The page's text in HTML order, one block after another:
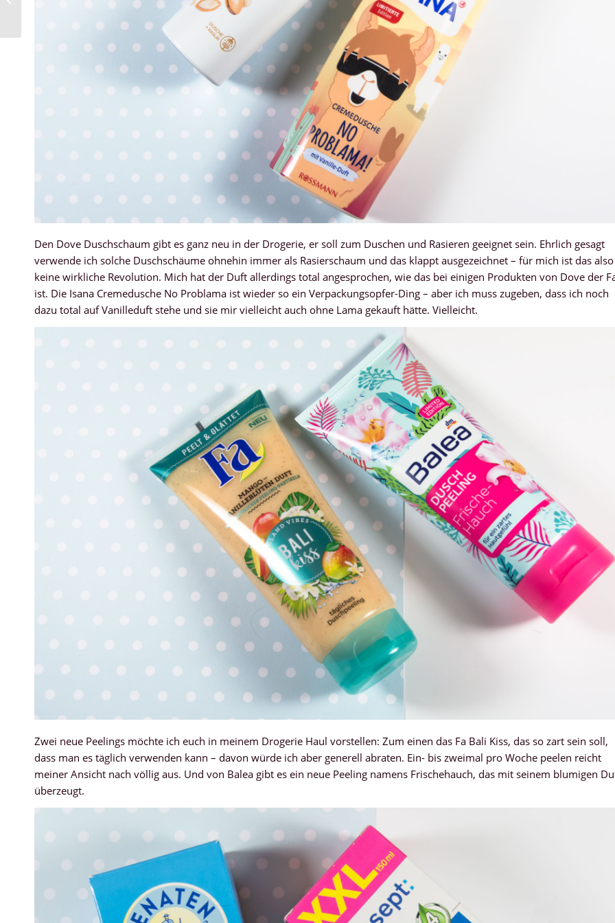
Den Dove Duschschaum gibt es ganz neu in der Drogerie, er soll zum Duschen und Rasieren geeignet sein. Ehrlich gesagt
verwende ich solche Duschschäume ohnehin immer als Rasierschaum und das klappt ausgezeichnet – für mich ist das also
keine wirkliche Revolution. Mich hat der Duft allerdings total angesprochen, wie das bei einigen Produkten von Dove der
ist. Die Isana Cremedusche No Problama ist wieder so ein Verpackungsopfer-Ding – aber ich muss zugeben, dass ich noch
dazu total auf Vanilleduft stehe und sie mir vielleicht auch ohne Lama gekauft hätte. Vielleicht.
Zwei neue Peelings möchte ich euch in meinem Drogerie Haul vorstellen: Zum einen das Fa Bali Kiss, das so zart sein soll,
dass man es täglich verwenden kann – davon würde ich aber generell abraten. Ein- bis zweimal pro Woche peelen reicht
meiner Ansicht nach völlig aus. Und von Balea gibt es ein neue Peeling namens Frischehauch, das mit seinem blumigen
überzeugt.